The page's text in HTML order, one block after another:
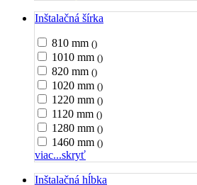
Inštalačná šírka
810 mm ()
1010 mm ()
820 mm ()
1020 mm ()
1220 mm ()
1120 mm ()
1280 mm ()
1460 mm ()
viac...skryť
Inštalačná hĺbka